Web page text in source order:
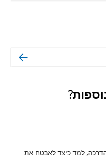
הדרכה, למד כיצד לאבטח את